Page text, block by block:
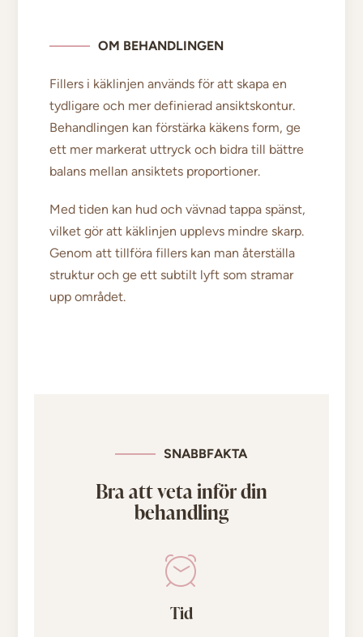
OM BEHANDLINGEN
Fillers i käklinjen används för att skapa en
tydligare och mer definierad ansiktskontur.
Behandlingen kan förstärka käkens form, ge
ett mer markerat uttryck och bidra till bättre
balans mellan ansiktets proportioner.
Med tiden kan hud och vävnad tappa spänst,
vilket gör att käklinjen upplevs mindre skarp.
Genom att tillföra fillers kan man återställa
struktur och ge ett subtilt lyft som stramar
upp området.
SNABBFAKTA
Bra att veta inför din
behandling
Tid